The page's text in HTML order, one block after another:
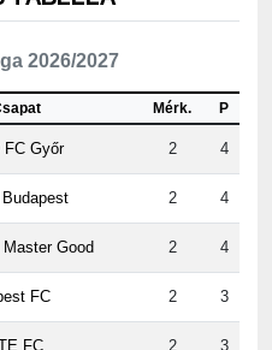
2026/2027
FC Győr 2 4
Budapest 2 4
Master Good 2 4
FC 2 3
FC 2 3
FC 2 3